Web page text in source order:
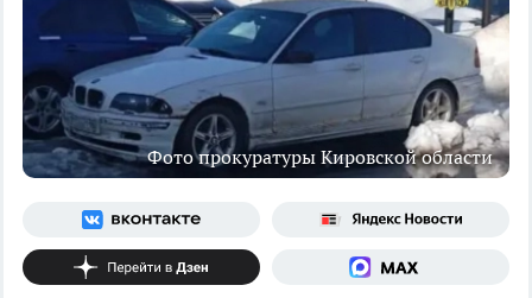
Фото прокуратуры Кировской области